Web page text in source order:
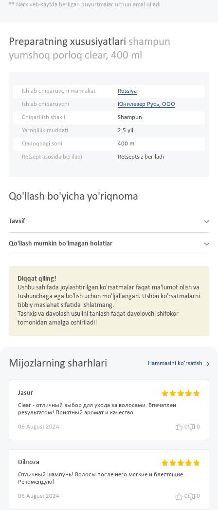
** Narx veb-saytda berilgan buyurtmalar uchun amal qiladi
Preparatning xususiyatlari shampun
yumshoq porloq clear, 400 ml
Ishlab chiqaruvchi mamlakat Rossiya
Ishlab chiqaruvchi Юнилевер Русь, ООО
Chiqarilish shakli Shampun
Yaroqlilik muddati 2,5 yil
Qadoqdagi soni 400 ml
Retsept asosida beriladi Retseptsiz beriladi
Qo'llash bo'yicha yo'riqnoma
Tavsif
Qo'llash mumkin bo'lmagan holatlar
Diqqat qiling!
Ushbu sahifada joylashtirilgan ko'rsatmalar faqat ma'lumot olish va
tushunchaga ega bo'lish uchun mo'ljallangan. Ushbu ko'rsatmalarni
tibbiy maslahat sifatida ishlatmang.
Tashxis va davolash usulini tanlash faqat davolovchi shifokor
tomonidan amalga oshiriladi!
Mijozlarning sharhlari Hammasini ko'rsatish
Jasur
Clear - отличный выбор для ухода за волосами. Впечатлен
результатом! Приятный аромат и качество
06 August 2024 0 0
Dilnoza
Отличный шампунь! Волосы после него мягкие и блестящие.
Рекомендую!
06 August 2024 0 0